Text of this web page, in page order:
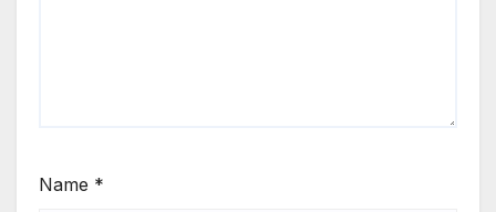
Name *